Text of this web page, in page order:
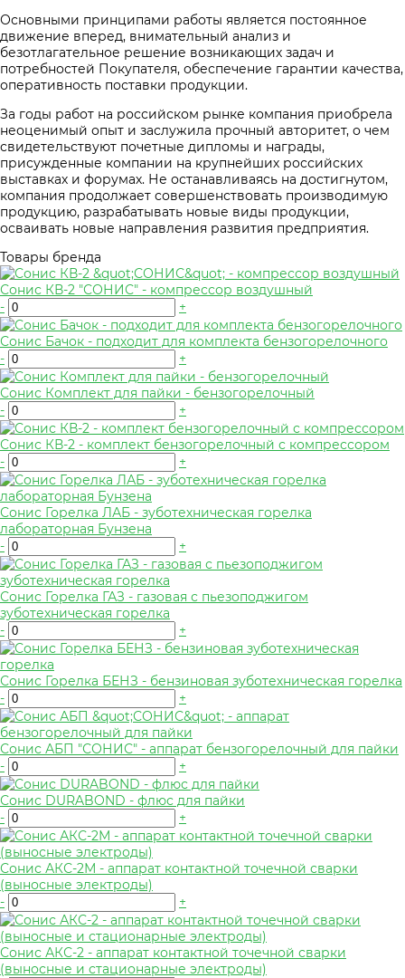
Основными принципами работы является постоянное
движение вперед, внимательный анализ и
безотлагательное решение возникающих задач и
потребностей Покупателя, обеспечение гарантии качества,
оперативность поставки продукции.
За годы работ на российском рынке компания приобрела
неоценимый опыт и заслужила прочный авторитет, о чем
свидетельствуют почетные дипломы и награды,
присужденные компании на крупнейших российских
выставках и форумах. Не останавливаясь на достигнутом,
компания продолжает совершенствовать производимую
продукцию, разрабатывать новые виды продукции,
осваивать новые направления развития предприятия.
Товары бренда
Сонис КВ-2 "СОНИС" - компрессор воздушный
-
+
Сонис Бачок - подходит для комплекта бензогорелочного
-
+
Сонис Комплект для пайки - бензогорелочный
-
+
Сонис КВ-2 - комплект бензогорелочный с компрессором
-
+
Сонис Горелка ЛАБ - зуботехническая горелка
лабораторная Бунзена
-
+
Сонис Горелка ГАЗ - газовая с пьезоподжигом
зуботехническая горелка
-
+
Сонис Горелка БЕНЗ - бензиновая зуботехническая горелка
-
+
Сонис АБП "СОНИС" - аппарат бензогорелочный для пайки
-
+
Сонис DURABOND - флюс для пайки
-
+
Сонис АКС-2М - аппарат контактной точечной сварки
(выносные электроды)
-
+
Сонис АКС-2 - аппарат контактной точечной сварки
(выносные и стационарные электроды)